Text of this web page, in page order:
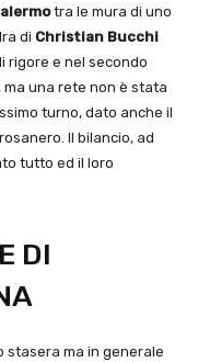
tra le mura di uno
di Christian Bucchi
rigore e nel secondo
una rete non è stata
turno, dato anche il
Il bilancio, ad
tutto ed il loro
DI
stasera ma in generale